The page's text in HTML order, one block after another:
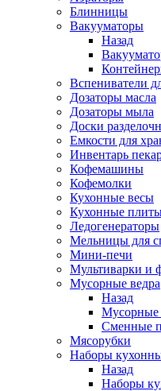
Блинницы
Вакууматоры
Назад
Вспениватели
Дозаторы масла
Дозаторы мыла
Доски
Емкости для
Инвентарь
Кофемашины
Кофемолки
Кухонные весы
Кухонные
Ледогенераторы
Мельницы для
Мини-печи
Мультиварки и
Мусорные ведра
Назад
Мусорные
Сменные
Мясорубки
Наборы
Назад
Наборы